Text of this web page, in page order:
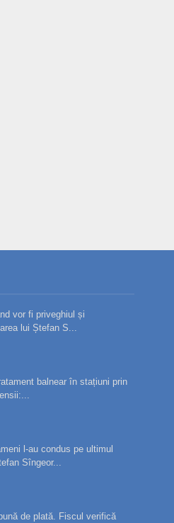
vor fi priveghiul și
lui Ștefan S...
balnear în stațiuni prin
l-au condus pe ultimul
Sîngeor...
de plată. Fiscul verifică